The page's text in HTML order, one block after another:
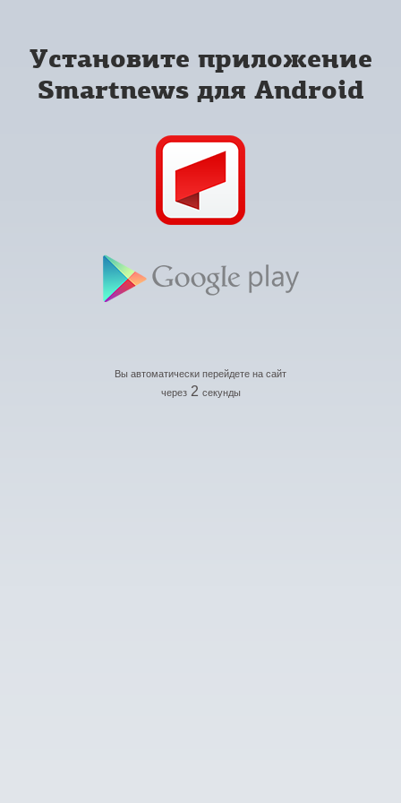
Установите приложение
Smartnews для Android
Вы автоматически перейдете на сайт
через 2 секунды